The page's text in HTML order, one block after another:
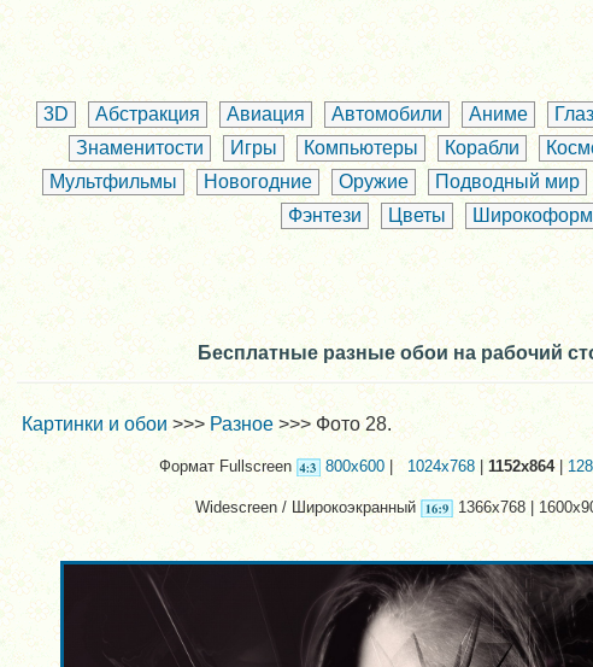
3D Абстракция Авиация Автомобили Аниме
Знаменитости
Игры Компьютеры Корабли
Мультфильмы
Новогодние Оружие Подводный мир
Фэнтези
Цветы
Бесплатные разные обои на рабочий
Картинки и обои>>>Разное>>> Фото 28.
Формат Fullscreen 800x600|1024x768|1152x864|
Widescreen / Широкоэкранный 1366x768 |